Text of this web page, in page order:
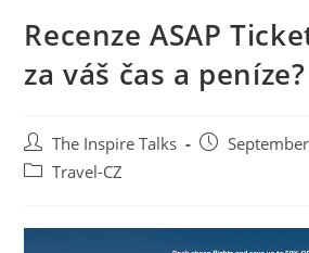
Recenze ASAP
za váš čas a peníze?
The Inspire Talks
Travel-CZ